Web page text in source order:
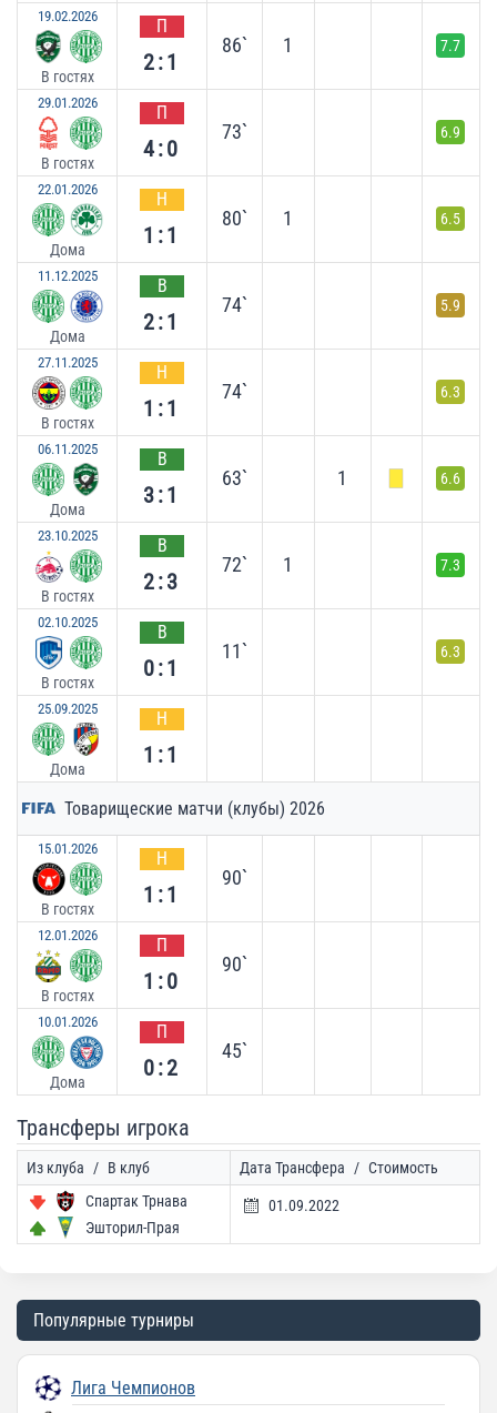
19.02.2026
В гостях
П
2:1
86` 1 7.7
29.01.2026
В гостях
П
4:0
73` 6.9
22.01.2026
Дома
Н
1:1
80` 1 6.5
11.12.2025
Дома
В
2:1
74` 5.9
27.11.2025
В гостях
Н
1:1
74` 6.3
06.11.2025
Дома
В
3:1
63` 1 6.6
23.10.2025
В гостях
В
2:3
72` 1 7.3
02.10.2025
В гостях
В
0:1
11` 6.3
25.09.2025
Дома
Н
1:1
Товарищеские матчи (клубы) 2026
15.01.2026
В гостях
Н
1:1
90`
12.01.2026
В гостях
П
1:0
90`
10.01.2026
Дома
П
0:2
45`
Трансферы игрока
Из клуба / В клуб Дата Трансфера / Стоимость
Спартак Трнава
Эшторил-Прая
01.09.2022
Популярные турниры
Лига Чемпионов